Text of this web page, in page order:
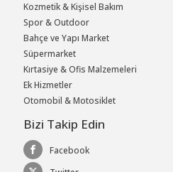
Kozmetik & Kişisel Bakım
Spor & Outdoor
Bahçe ve Yapı Market
Süpermarket
Kırtasiye & Ofis Malzemeleri
Ek Hizmetler
Otomobil & Motosiklet
Bizi Takip Edin
Facebook